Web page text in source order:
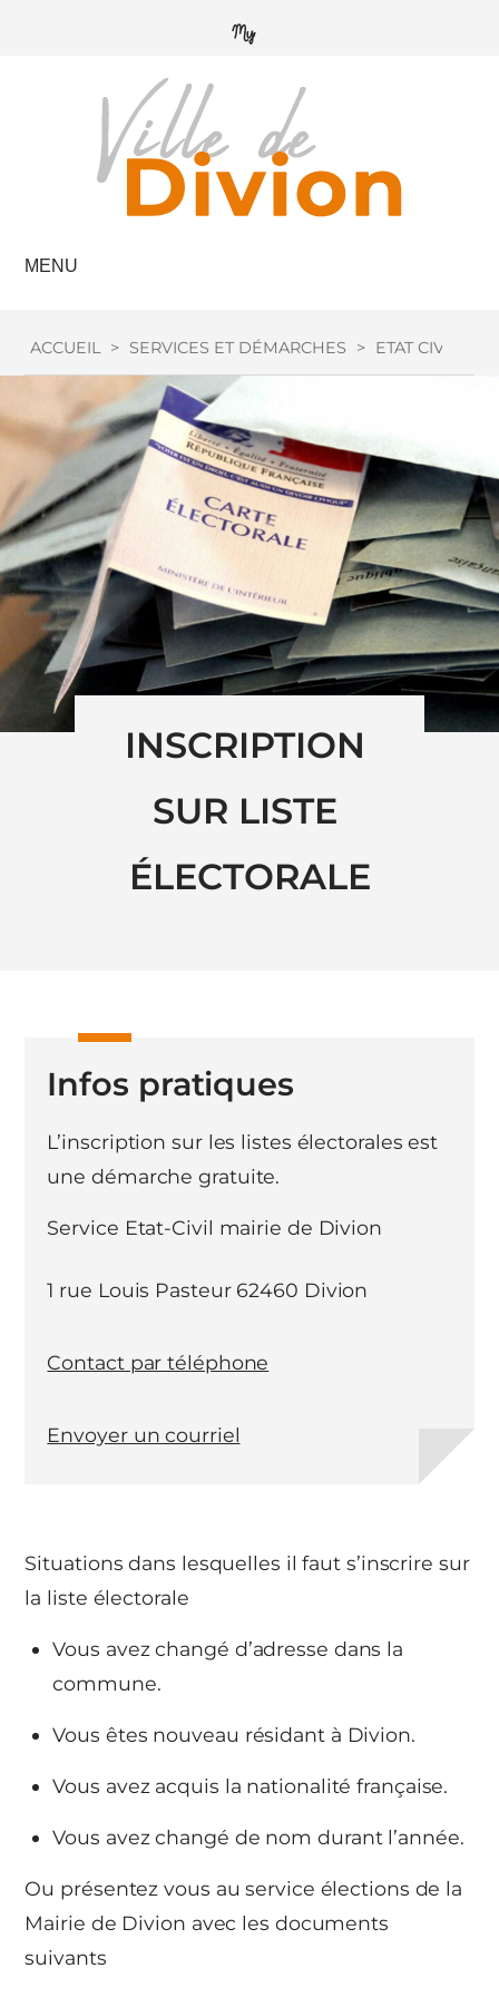
MENU
ACCUEIL > SERVICES ET DÉMARCHES > ETAT CIVIL
INSCRIPTION
SUR LISTE
ÉLECTORALE
Situations dans lesquelles il faut s’inscrire sur
la liste électorale
Vous avez changé d’adresse dans la
commune.
Vous êtes nouveau résidant à Divion.
Vous avez acquis la nationalité française.
Vous avez changé de nom durant l’année.
Ou présentez vous au service élections de la
Mairie de Divion avec les documents
suivants
Infos pratiques
L’inscription sur les listes électorales est
une démarche gratuite.
Service Etat-Civil mairie de Divion
1 rue Louis Pasteur 62460 Divion
Contact par téléphone
Envoyer un courriel